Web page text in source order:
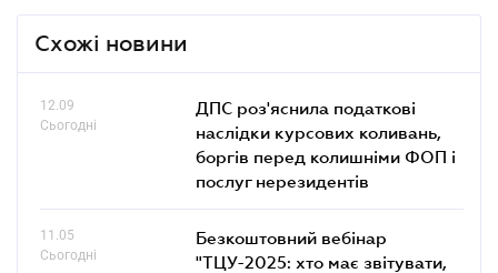
Схожі новини
12.09
Сьогодні
ДПС роз'яснила податкові
наслідки курсових коливань,
боргів перед колишніми ФОП і
послуг нерезидентів
11.05
Сьогодні
Безкоштовний вебінар
"ТЦУ-2025: хто має звітувати,